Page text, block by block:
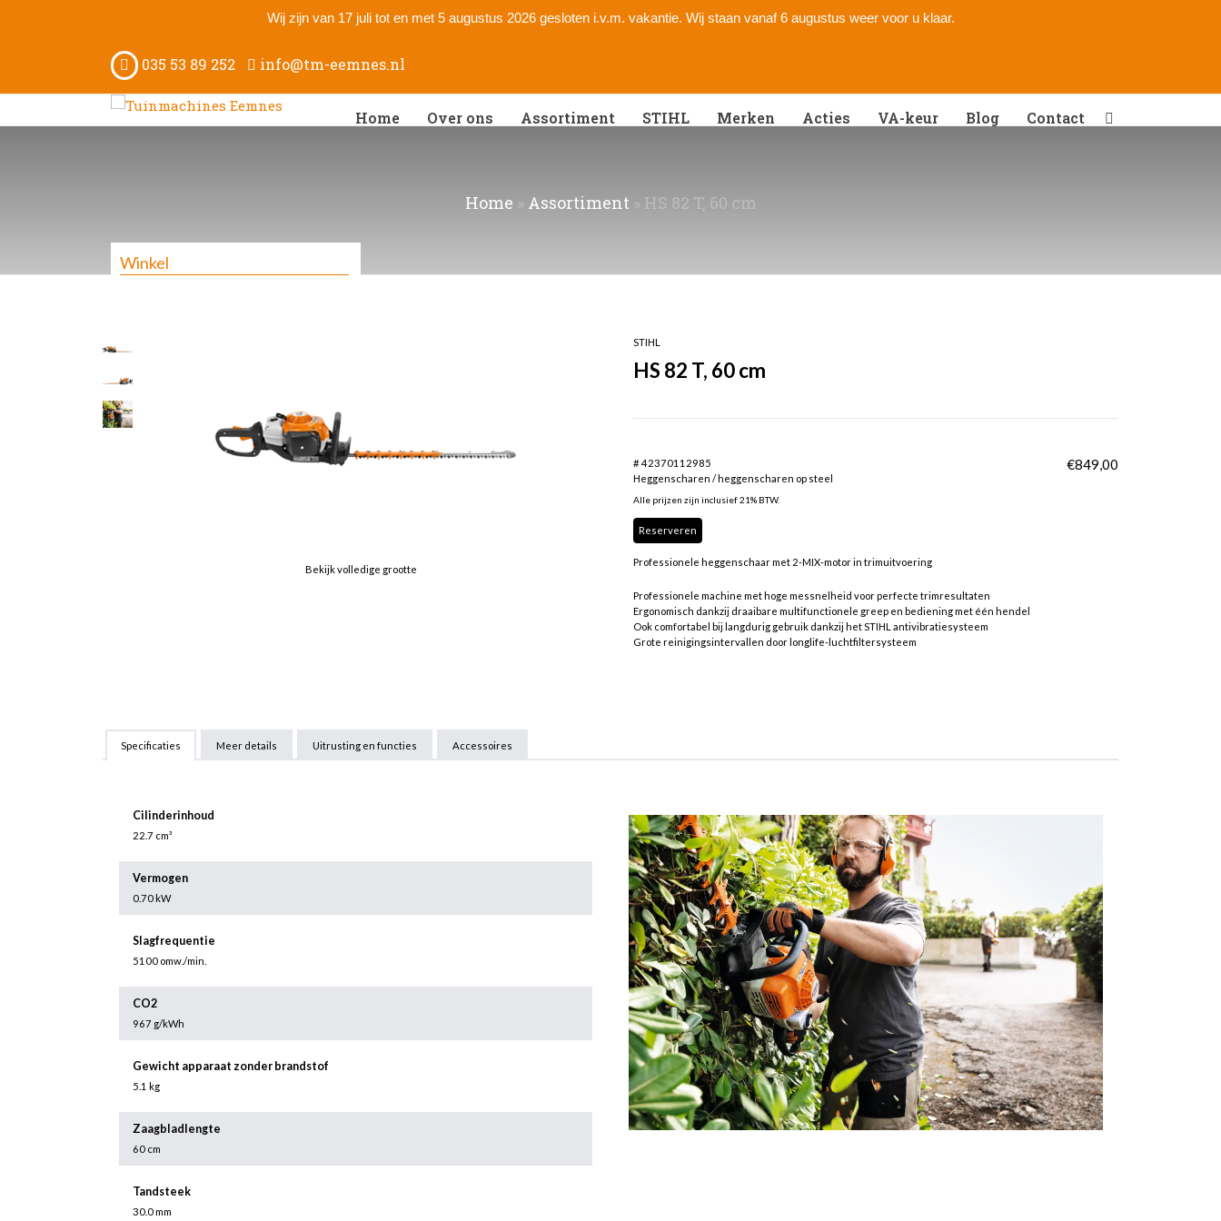
Wij zijn van 17 juli tot en met 5 augustus 2026 gesloten i.v.m. vakantie. Wij staan vanaf 6 augustus weer voor u klaar.
035 53 89 252 info@tm-eemnes.nl
Home Over ons Assortiment STIHL Merken Acties VA-keur Blog Contact
Winkel
Home » Assortiment» HS 82 T, 60 cm
Bekijk volledige grootte
STIHL
HS 82 T, 60 cm
# 42370112985
Heggenscharen / heggenscharen op steel
€849,00
Alle prijzen zijn inclusief 21% BTW.
Reserveren
Professionele heggenschaar met 2-MIX-motor in trimuitvoering
Professionele machine met hoge messnelheid voor perfecte trimresultaten
Ergonomisch dankzij draaibare multifunctionele greep en bediening met één hendel
Ook comfortabel bij langdurig gebruik dankzij het STIHL antivibratiesysteem
Grote reinigingsintervallen door longlife-luchtfiltersysteem
Specificaties Meer details Uitrusting en functies Accessoires
Cilinderinhoud
22.7 cm³
Vermogen
0.70 kW
Slagfrequentie
5100 omw./min.
CO2
967 g/kWh
Gewicht apparaat zonder brandstof
5.1 kg
Zaagbladlengte
60 cm
Tandsteek
30.0 mm